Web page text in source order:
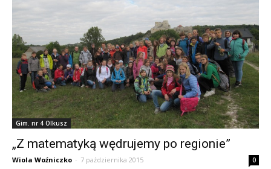
Gim. nr 4 Olkusz
„Z matematyką wędrujemy po regionie”
Wiola Woźniczko - 7 października 2015 0